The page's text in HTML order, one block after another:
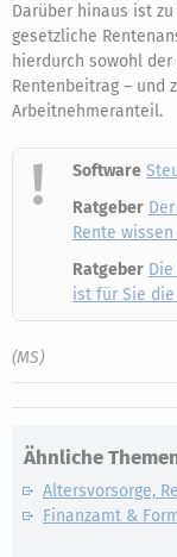
Darüber hinaus ist
gesetzliche
hierdurch sowohl
Rentenbeitrag – und
Arbeitnehmeranteil.
Software
Ratgeber
Rente
Ratgeber
ist für Sie die
(MS)
Ähnliche
Altersvorsorge,
Finanzamt &